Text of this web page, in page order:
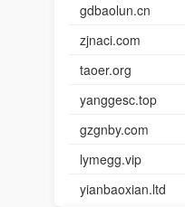
gdbaolun.cn
zjnaci.com
taoer.org
yanggesc.top
gzgnby.com
lymegg.vip
yianbaoxian.ltd